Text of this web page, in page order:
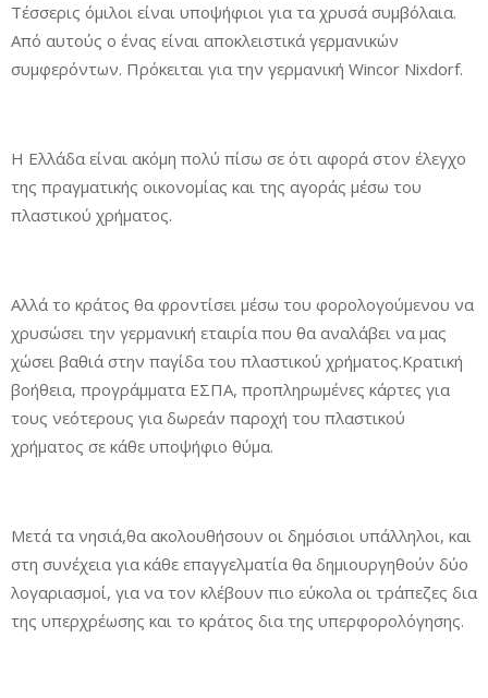
Τέσσερις όμιλοι είναι υποψήφιοι για τα χρυσά συμβόλαια.
Από αυτούς ο ένας είναι αποκλειστικά γερμανικών
συμφερόντων. Πρόκειται για την γερμανική Wincor Nixdorf.
Η Ελλάδα είναι ακόμη πολύ πίσω σε ότι αφορά στον έλεγχο
της πραγματικής οικονομίας και της αγοράς μέσω του
πλαστικού χρήματος.
Αλλά το κράτος θα φροντίσει μέσω του φορολογούμενου να
χρυσώσει την γερμανική εταιρία που θα αναλάβει να μας
χώσει βαθιά στην παγίδα του πλαστικού χρήματος.Κρατική
βοήθεια, προγράμματα ΕΣΠΑ, προπληρωμένες κάρτες για
τους νεότερους για δωρεάν παροχή του πλαστικού
χρήματος σε κάθε υποψήφιο θύμα.
Μετά τα νησιά,θα ακολουθήσουν οι δημόσιοι υπάλληλοι, και
στη συνέχεια για κάθε επαγγελματία θα δημιουργηθούν δύο
λογαριασμοί, για να τον κλέβουν πιο εύκολα οι τράπεζες δια
της υπερχρέωσης και το κράτος δια της υπερφορολόγησης.